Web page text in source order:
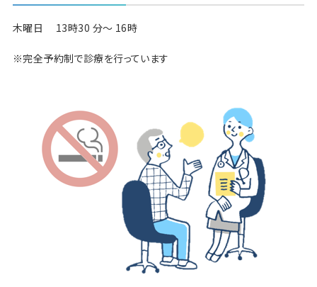
木曜日 13時30 分～ 16時
※完全予約制で診療を行っています